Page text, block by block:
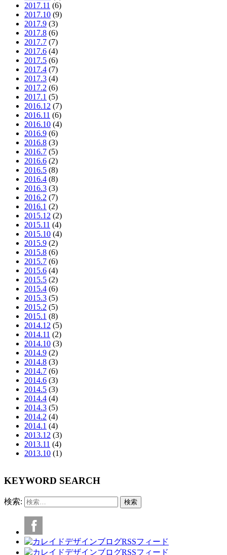
2017.11 (6)
2017.10 (9)
2017.9 (3)
2017.8 (6)
2017.7 (7)
2017.6 (4)
2017.5 (6)
2017.4 (7)
2017.3 (4)
2017.2 (6)
2017.1 (5)
2016.12 (7)
2016.11 (6)
2016.10 (4)
2016.9 (6)
2016.8 (3)
2016.7 (5)
2016.6 (2)
2016.5 (8)
2016.4 (8)
2016.3 (3)
2016.2 (7)
2016.1 (2)
2015.12 (2)
2015.11 (4)
2015.10 (4)
2015.9 (2)
2015.8 (6)
2015.7 (6)
2015.6 (4)
2015.5 (2)
2015.4 (6)
2015.3 (5)
2015.2 (5)
2015.1 (8)
2014.12 (5)
2014.11 (2)
2014.10 (3)
2014.9 (2)
2014.8 (3)
2014.7 (6)
2014.6 (3)
2014.5 (3)
2014.4 (4)
2014.3 (5)
2014.2 (4)
2014.1 (4)
2013.12 (3)
2013.11 (4)
2013.10 (1)
KEYWORD SEARCH
検索: